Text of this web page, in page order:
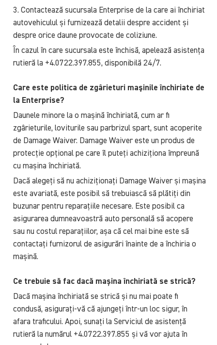
3. Contactează sucursala Enterprise de la care ai închiriat
autovehiculul și furnizează detalii despre accident și
despre orice daune provocate de coliziune.
În cazul în care sucursala este închisă, apelează asistența
rutieră la +4.0722.397.855, disponibilă 24/7.
Care este politica de zgârieturi maşinile închiriate de
la Enterprise?
Daunele minore la o mașină închiriată, cum ar fi
zgârieturile, loviturile sau parbrizul spart, sunt acoperite
de Damage Waiver. Damage Waiver este un produs de
protecție opțional pe care îl puteți achiziționa împreună
cu mașina închiriată.
Dacă alegeți să nu achiziționați Damage Waiver și mașina
este avariată, este posibil să trebuiască să plătiți din
buzunar pentru reparațiile necesare. Este posibil ca
asigurarea dumneavoastră auto personală să acopere
sau nu costul reparațiilor, așa că cel mai bine este să
contactați furnizorul de asigurări înainte de a închiria o
mașină.
Ce trebuie să fac dacă mașina închiriată se strică?
Dacă mașina închiriată se strică și nu mai poate fi
condusă, asigurați-vă că ajungeți într-un loc sigur, în
afara traficului. Apoi, sunați la Serviciul de asistență
rutieră la numărul +4.0722.397.855 și vă vor ajuta în